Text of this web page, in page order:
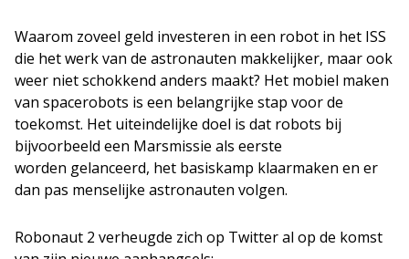
Waarom zoveel geld investeren in een robot in het ISS
die het werk van de astronauten makkelijker, maar ook
weer niet schokkend anders maakt? Het mobiel maken
van spacerobots is een belangrijke stap voor de
toekomst. Het uiteindelijke doel is dat robots bij
bijvoorbeeld een Marsmissie als eerste
worden gelanceerd, het basiskamp klaarmaken en er
dan pas menselijke astronauten volgen.
Robonaut 2 verheugde zich op Twitter al op de komst